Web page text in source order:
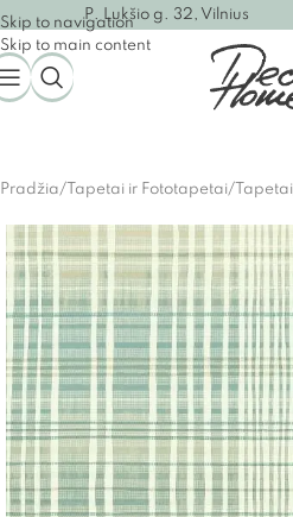
Skip to navigation
Skip to main content
P. Lukšio g. 32, Vilnius
Pradžia/ Tapetai ir Fototapetai/ Tapetai